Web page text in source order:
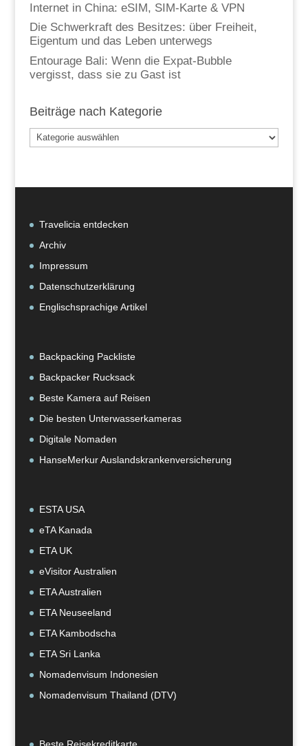
Internet in China: eSIM, SIM-Karte & VPN
Die Schwerkraft des Besitzes: über Freiheit,
Eigentum und das Leben unterwegs
Entourage Bali: Wenn die Expat-Bubble
vergisst, dass sie zu Gast ist
Beiträge nach Kategorie
Beiträge
nach
Travelicia entdecken
Archiv
Impressum
Datenschutzerklärung
Englischsprachige Artikel
Backpacking Packliste
Backpacker Rucksack
Beste Kamera auf Reisen
Die besten Unterwasserkameras
Digitale Nomaden
HanseMerkur Auslandskrankenversicherung
ESTA USA
eTA Kanada
ETA UK
eVisitor Australien
ETA Australien
ETA Neuseeland
ETA Kambodscha
ETA Sri Lanka
Nomadenvisum Indonesien
Nomadenvisum Thailand (DTV)